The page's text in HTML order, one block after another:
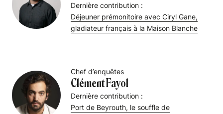
Dernière contribution :
Déjeuner prémonitoire avec Ciryl Gane,
gladiateur français à la Maison Blanche
Chef d’enquêtes
Clément Fayol
Dernière contribution :
Port de Beyrouth, le souffle de